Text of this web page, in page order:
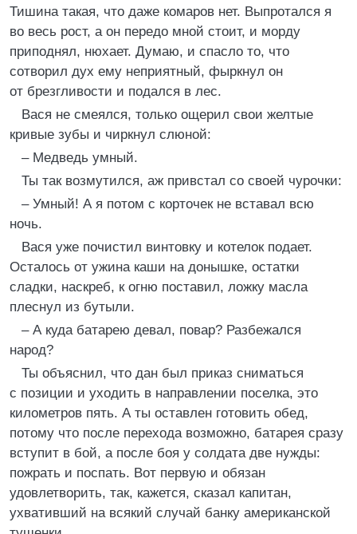
Тишина такая, что даже комаров нет. Выпротался я
во весь рост, а он передо мной стоит, и морду
приподнял, нюхает. Думаю, и спасло то, что
сотворил дух ему неприятный, фыркнул он
от брезгливости и подался в лес.
Вася не смеялся, только ощерил свои желтые
кривые зубы и чиркнул слюной:
– Медведь умный.
Ты так возмутился, аж привстал со своей чурочки:
– Умный! А я потом с корточек не вставал всю
ночь.
Вася уже почистил винтовку и котелок подает.
Осталось от ужина каши на донышке, остатки
сладки, наскреб, к огню поставил, ложку масла
плеснул из бутыли.
– А куда батарею девал, повар? Разбежался
народ?
Ты объяснил, что дан был приказ сниматься
с позиции и уходить в направлении поселка, это
километров пять. А ты оставлен готовить обед,
потому что после перехода возможно, батарея сразу
вступит в бой, а после боя у солдата две нужды:
пожрать и поспать. Вот первую и обязан
удовлетворить, так, кажется, сказал капитан,
ухвативший на всякий случай банку американской